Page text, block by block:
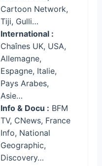
Cartoon Network,
Tiji, Gulli…
International :
Chaînes UK, USA,
Allemagne,
Espagne, Italie,
Pays Arabes,
Asie…
Info & Docu : BFM
TV, CNews, France
Info, National
Geographic,
Discovery…